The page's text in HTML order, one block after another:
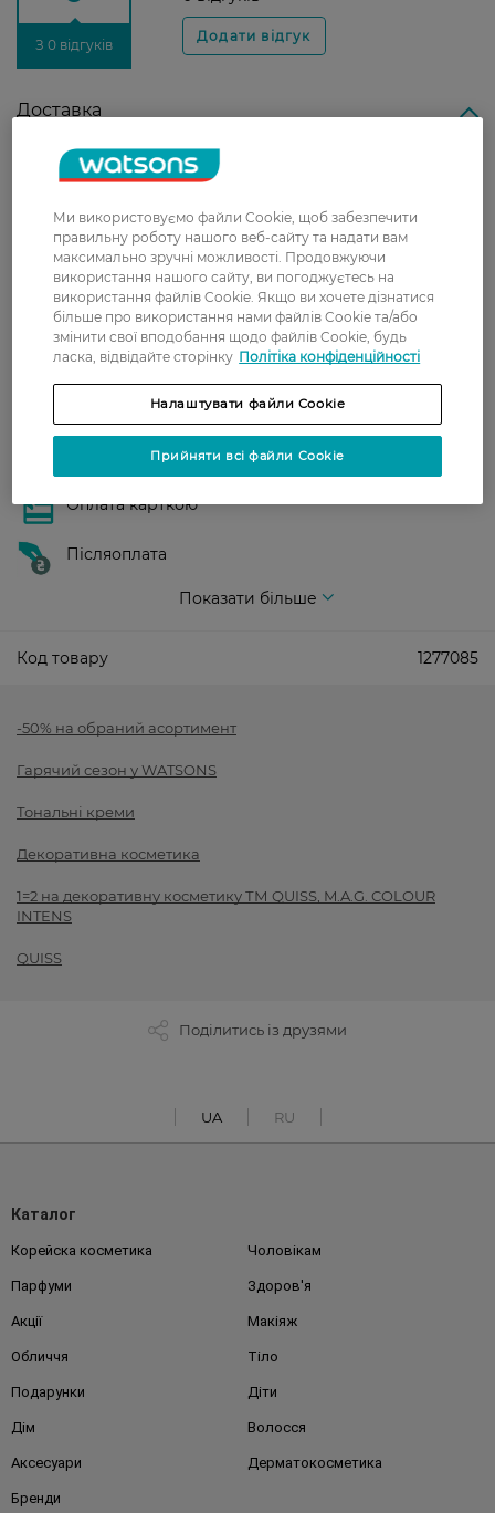
З 0 відгуків
Доставка
Нова пошта
безкоштовно від 699 грн
Укрпошта
Вартість доставки - 79 грн, безкоштовна
доставка від - 599 грн
Забрати сьогодні в магазині Watsons
Вартість доставки - 0 грн
Показати більше
Оплата карткою
Післяоплата
Показати більше
Код товару 1277085
-50% на обраний асортимент
Гарячий сезон у WATSONS
Тональні креми
Декоративна косметика
1=2 на декоративну косметику ТМ QUISS, M.A.G. COLOUR
INTENS
QUISS
Поділитись із друзями
UA RU
Каталог
Корейска косметика Чоловікам
Парфуми Здоров'я
Акції Макіяж
Обличчя Тіло
Подарунки Діти
Дім Волосся
Аксесуари Дерматокосметика
Бренди
Ми використовуємо файли Cookie, щоб забезпечити
правильну роботу нашого веб-сайту та надати вам
максимально зручні можливості. Продовжуючи
використання нашого сайту, ви погоджуєтесь на
використання файлів Cookie. Якщо ви хочете дізнатися
більше про використання нами файлів Cookie та/або
змінити свої вподобання щодо файлів Cookie, будь
ласка, відвідайте сторінку Політіка конфіденційності
Налаштувати файли Cookie
Прийняти всі файли Cookie